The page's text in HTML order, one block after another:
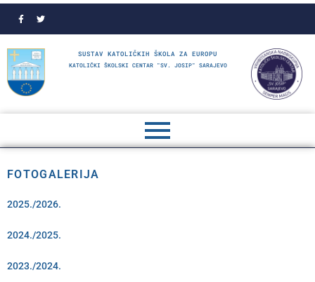
SUSTAV KATOLIČKIH ŠKOLA ZA EUROPU
KATOLIČKI ŠKOLSKI CENTAR "SV. JOSIP" SARAJEVO
FOTOGALERIJA
2025./2026.
2024./2025.
2023./2024.